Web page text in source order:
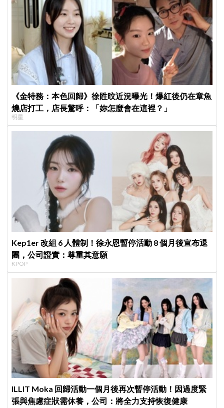
《金特務：本色回歸》徐貹旼近況曝光！爆紅後仍在章魚
燒店打工，店長驚呼：「妳怎麼會在這裡？」
明星
Kep1er 改組 6 人體制！徐永恩暫停活動 8 個月後宣布退
團，公司證實：尊重其意願
KPOP
ILLIT Moka 回歸活動一個月後再次暫停活動！因過度緊
張與焦慮症狀需休養，公司：將全力支持恢復健康